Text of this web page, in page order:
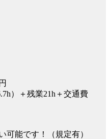
）＋残業21h＋交通費
可能です！（規定有）